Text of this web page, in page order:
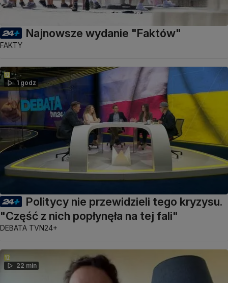
Najnowsze wydanie "Faktów"
FAKTY
1 godz
Politycy nie przewidzieli tego kryzysu.
"Część z nich popłynęła na tej fali"
DEBATA TVN24+
22 min